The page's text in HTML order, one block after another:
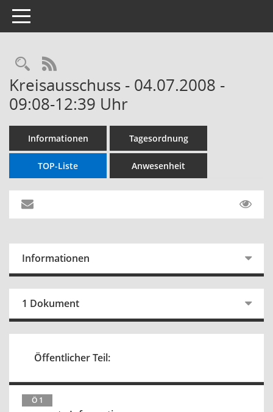
Toggle navigation
RSS-Feed
Kreisausschuss - 04.07.2008 -
09:08-12:39 Uhr
Informationen Tagesordnung
TOP-Liste Anwesenheit
Informationen
1 Dokument
Öffentlicher Teil:
Ö 1